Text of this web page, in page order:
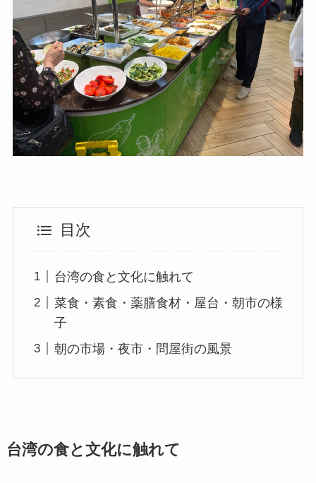
目次
台湾の食と文化に触れて
菜食・素食・薬膳食材・屋台・朝市の様
子
朝の市場・夜市・問屋街の風景
台湾の食と文化に触れて